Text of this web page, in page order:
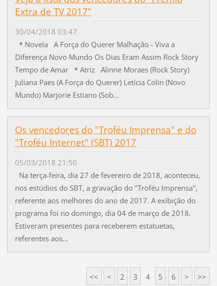
Extra de TV 2017"
30/04/2018 03:47
* Novela A Força do Querer Malhação - Viva a
Diferença Novo Mundo Os Dias Eram Assim Rock Story
Tempo de Amar * Atriz Alinne Moraes (Rock Story)
Juliana Paes (A Força do Querer) Letícia Colin (Novo
Mundo) Marjorie Estiano (Sob...
Os vencedores do "Troféu Imprensa" e do
"Troféu Internet" (SBT) 2017
05/03/2018 21:50
Na terça-feira, dia 27 de fevereiro de 2018, aconteceu,
nos estúdios do SBT, a gravação do "Troféu Imprensa",
referente aos melhores do ano de 2017. A exibição do
programa foi no domingo, dia 04 de março de 2018.
Estiveram presentes para receberem estatuetas,
referentes aos...
<< < 2 3 4 5 6 > >>